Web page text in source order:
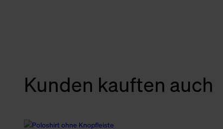
Kunden kauften auch